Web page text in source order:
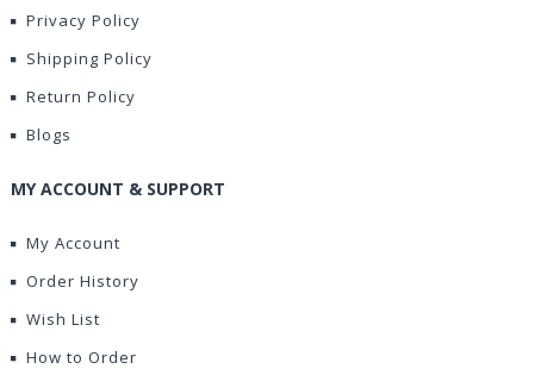
Privacy Policy
Shipping Policy
Return Policy
Blogs
MY ACCOUNT & SUPPORT
My Account
Order History
Wish List
How to Order